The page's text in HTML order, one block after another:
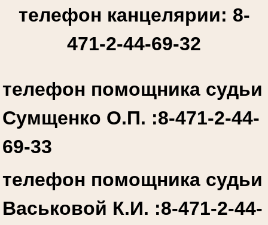
телефон канцелярии: 8-
471-2-44-69-32
телефон помощника судьи
Сумщенко О.П. :8-471-2-44-
69-33
телефон помощника судьи
Васьковой К.И. :8-471-2-44-